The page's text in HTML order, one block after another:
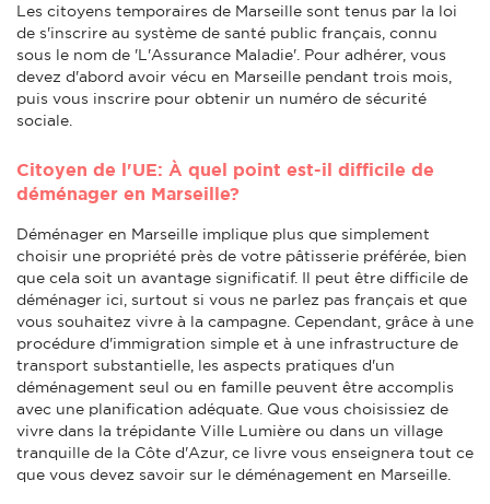
Les citoyens temporaires de Marseille sont tenus par la loi
de s'inscrire au système de santé public français, connu
sous le nom de 'L'Assurance Maladie'. Pour adhérer, vous
devez d'abord avoir vécu en Marseille pendant trois mois,
puis vous inscrire pour obtenir un numéro de sécurité
sociale.
Citoyen de l'UE: À quel point est-il difficile de
déménager en Marseille?
Déménager en Marseille implique plus que simplement
choisir une propriété près de votre pâtisserie préférée, bien
que cela soit un avantage significatif. Il peut être difficile de
déménager ici, surtout si vous ne parlez pas français et que
vous souhaitez vivre à la campagne. Cependant, grâce à une
procédure d'immigration simple et à une infrastructure de
transport substantielle, les aspects pratiques d'un
déménagement seul ou en famille peuvent être accomplis
avec une planification adéquate. Que vous choisissiez de
vivre dans la trépidante Ville Lumière ou dans un village
tranquille de la Côte d'Azur, ce livre vous enseignera tout ce
que vous devez savoir sur le déménagement en Marseille.